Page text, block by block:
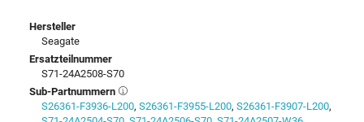
Hersteller
Seagate
Ersatzteilnummer
S71-24A2508-S70
Sub-Partnummern
S26361-F3936-L200, S26361-F3955-L200, S26361-F3907-L200,